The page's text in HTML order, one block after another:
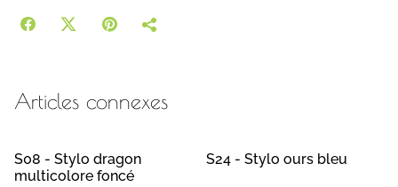
Articles connexes
S08 - Stylo dragon
multicolore foncé
S24 - Stylo ours bleu